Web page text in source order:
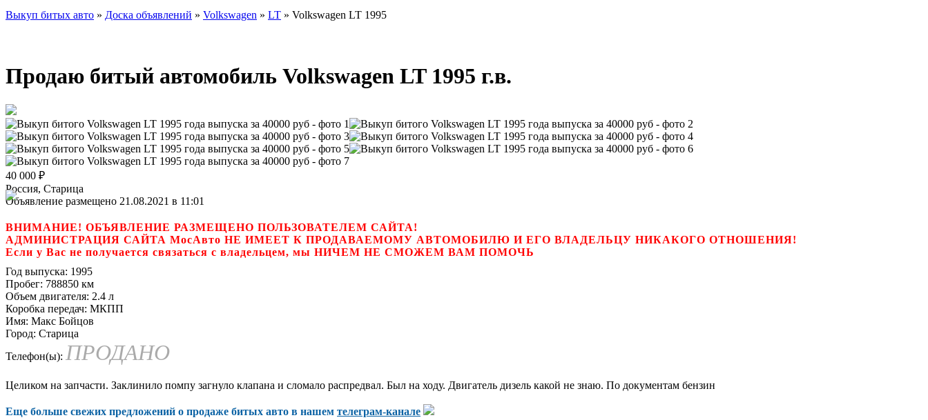
Выкуп битых авто » Доска объявлений » Volkswagen » LT » Volkswagen LT 1995
Продаю битый автомобиль Volkswagen LT 1995 г.в.
40 000 ₽
Россия, Старица
Объявление размещено 21.08.2021 в 11:01
ВНИМАНИЕ! ОБЪЯВЛЕНИЕ РАЗМЕЩЕНО ПОЛЬЗОВАТЕЛЕМ САЙТА!
АДМИНИСТРАЦИЯ САЙТА МосАвто НЕ ИМЕЕТ К ПРОДАВАЕМОМУ АВТОМОБИЛЮ И ЕГО ВЛАДЕЛЬЦУ НИКАКОГО ОТНОШЕНИЯ!
Если у Вас не получается связаться с владельцем, мы НИЧЕМ НЕ СМОЖЕМ ВАМ ПОМОЧЬ
Год выпуска: 1995
Пробег: 788850 км
Объем двигателя: 2.4 л
Коробка передач: МКПП
Имя: Макс Бойцов
Город: Старица
Телефон(ы): ПРОДАНО
Целиком на запчасти. Заклинило помпу загнуло клапана и сломало распредвал. Был на ходу. Двигатель дизель какой не знаю. По документам бензин
Еще больше свежих предложений о продаже битых авто в нашем телеграм-канале